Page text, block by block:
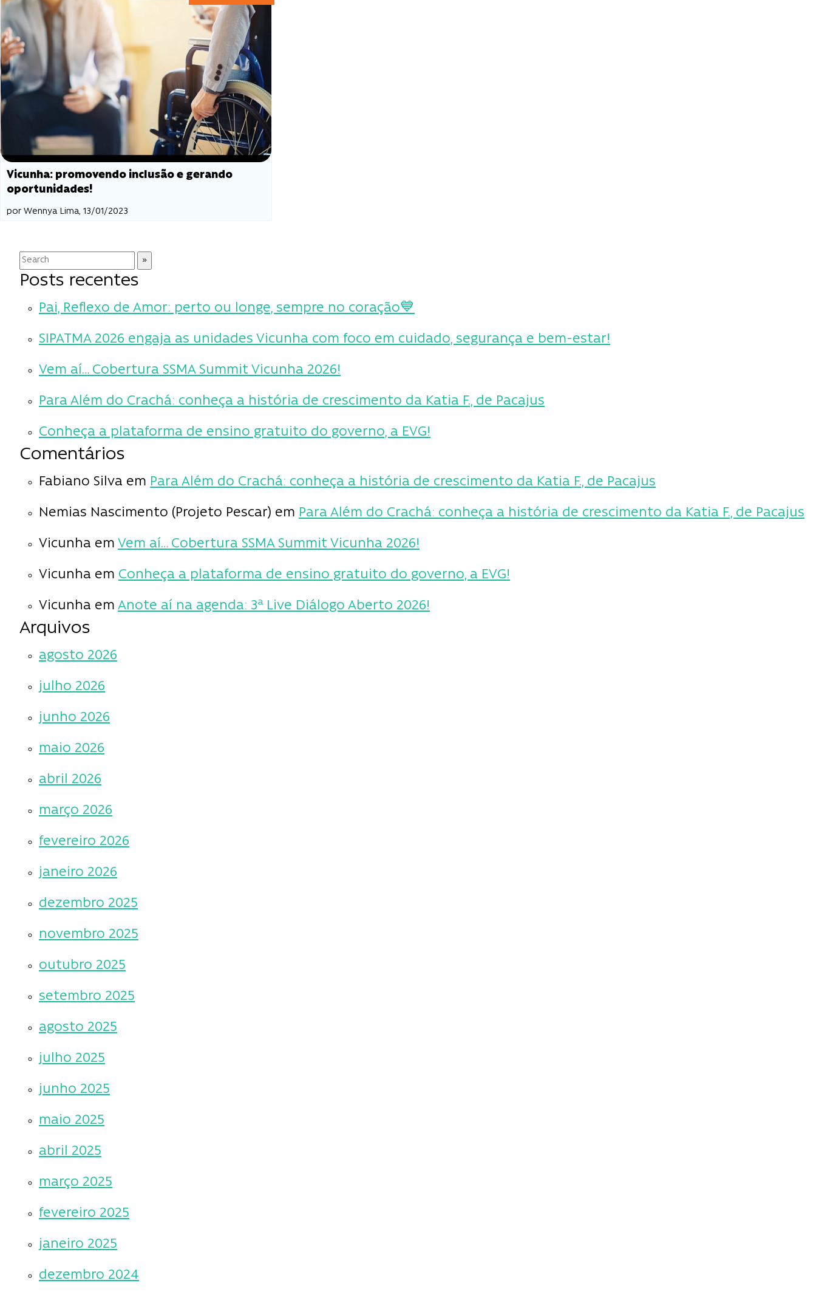
Vicunha: promovendo inclusão e gerando
oportunidades!
por Wennya Lima, 13/01/2023
Posts recentes
Pai, Reflexo de Amor: perto ou longe, sempre no coração💙
SIPATMA 2026 engaja as unidades Vicunha com foco em cuidado, segurança e bem-estar!
Vem aí… Cobertura SSMA Summit Vicunha 2026!
Para Além do Crachá: conheça a história de crescimento da Katia F., de Pacajus
Conheça a plataforma de ensino gratuito do governo, a EVG!
Comentários
Fabiano Silva em Para Além do Crachá: conheça a história de crescimento da Katia F., de Pacajus
Nemias Nascimento (Projeto Pescar) em Para Além do Crachá: conheça a história de crescimento da Katia F., de Pacajus
Vicunha em Vem aí… Cobertura SSMA Summit Vicunha 2026!
Vicunha em Conheça a plataforma de ensino gratuito do governo, a EVG!
Vicunha em Anote aí na agenda: 3ª Live Diálogo Aberto 2026!
Arquivos
agosto 2026
julho 2026
junho 2026
maio 2026
abril 2026
março 2026
fevereiro 2026
janeiro 2026
dezembro 2025
novembro 2025
outubro 2025
setembro 2025
agosto 2025
julho 2025
junho 2025
maio 2025
abril 2025
março 2025
fevereiro 2025
janeiro 2025
dezembro 2024